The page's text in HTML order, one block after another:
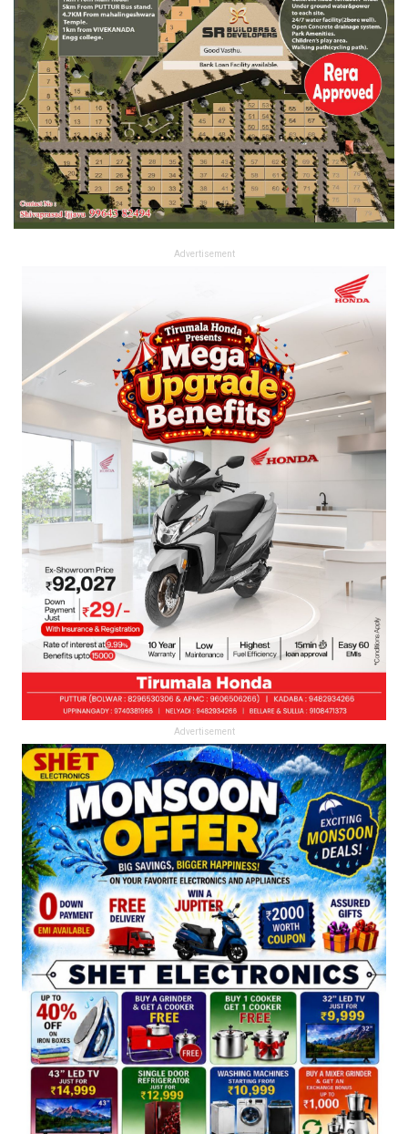
Advertisement
Advertisement